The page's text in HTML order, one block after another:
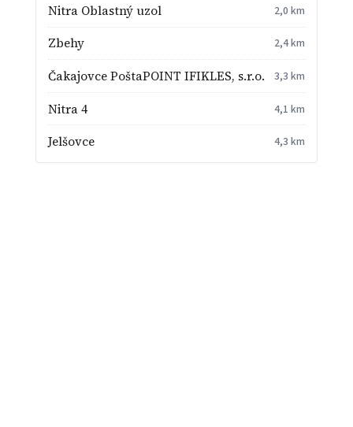
Nitra Oblastný uzol 2,0 km
Zbehy 2,4 km
Čakajovce PoštaPOINT IFIKLES, s.r.o. 3,3 km
Nitra 4 4,1 km
Jelšovce 4,3 km